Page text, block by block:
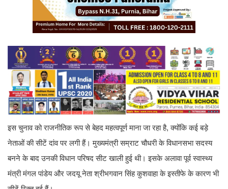
इस चुनाव को राजनीतिक रूप से बेहद महत्वपूर्ण माना जा रहा है, क्योंकि कई बड़े
नेताओं की सीटें दांव पर लगी हैं। मुख्यमंत्री सम्राट चौधरी के विधानसभा सदस्य
बनने के बाद उनकी विधान परिषद सीट खाली हुई थी। इसके अलावा पूर्व स्वास्थ्य
मंत्री मंगल पांडेय और जदयू नेता श्रीभगवान सिंह कुशवाहा के इस्तीफे के कारण भी